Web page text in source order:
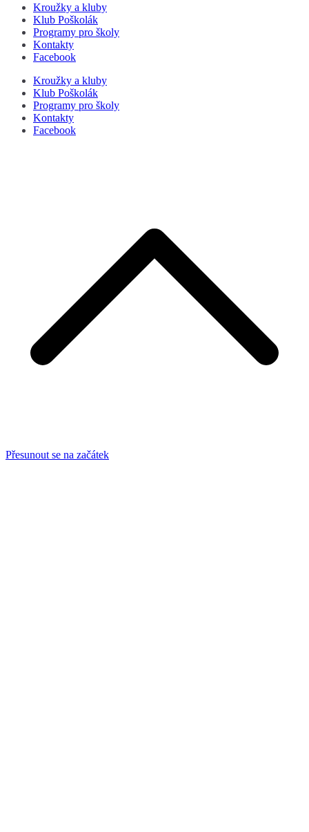
Kroužky a kluby
Klub Poškolák
Programy pro školy
Kontakty
Facebook
Kroužky a kluby
Klub Poškolák
Programy pro školy
Kontakty
Facebook
Přesunout se na začátek